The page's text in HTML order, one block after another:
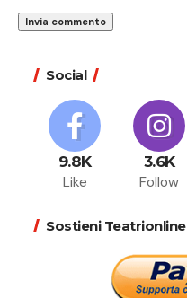
Social
9.8K
Like
3.6K
Follow
Sostieni Teatrionline